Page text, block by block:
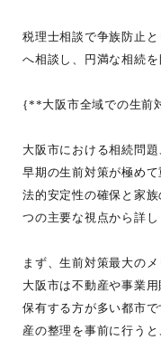
税理士相談で争族防止
へ相談し、円満な相続を
{**大阪市全域での生前
大阪市における相続問
早期の生前対策が極め
法的安定性の確保と家
つの主要な視点から詳し
まず、生前対策最大の
大阪市は不動産や事業
保有する方が多い都市
産の整理を事前に行う